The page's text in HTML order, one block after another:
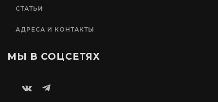
СТАТЬИ
АДРЕСА И КОНТАКТЫ
МЫ В СОЦСЕТЯХ